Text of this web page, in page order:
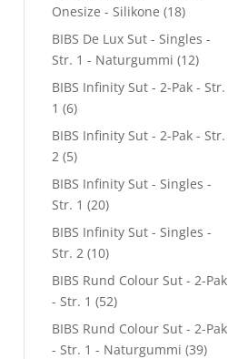
Onesize - Silikone (18)
BIBS De Lux Sut - Singles -
Str. 1 - Naturgummi (12)
BIBS Infinity Sut - 2-Pak - Str.
1 (6)
BIBS Infinity Sut - 2-Pak - Str.
2 (5)
BIBS Infinity Sut - Singles -
Str. 1 (20)
BIBS Infinity Sut - Singles -
Str. 2 (10)
BIBS Rund Colour Sut - 2-Pak
- Str. 1 (52)
BIBS Rund Colour Sut - 2-Pak
- Str. 1 - Naturgummi (39)